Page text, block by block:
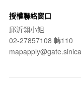
授權聯絡窗口
邱沂翎小姐
02-27857108 轉110